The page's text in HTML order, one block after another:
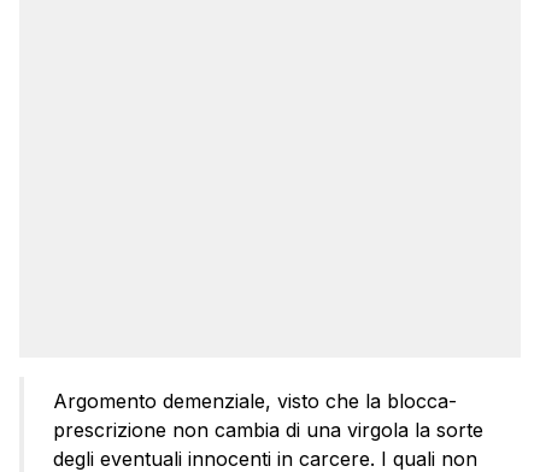
Argomento demenziale, visto che la blocca-
prescrizione non cambia di una virgola la sorte
degli eventuali innocenti in carcere. I quali non